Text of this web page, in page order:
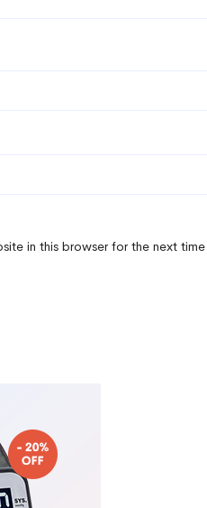
in this browser for the next